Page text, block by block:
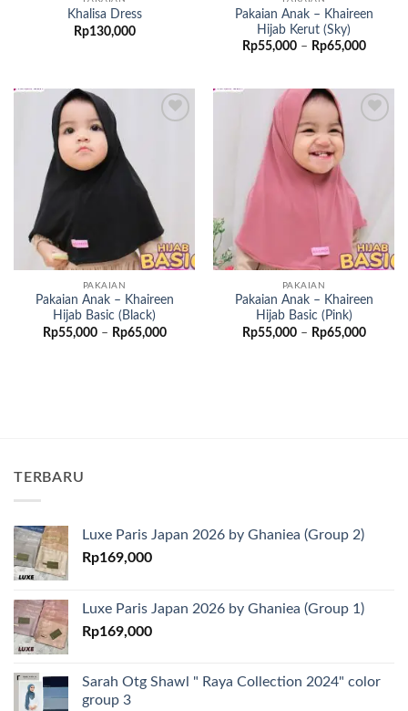
Khalisa Dress
Rp130,000
Pakaian Anak – Khaireen
Hijab Kerut (Sky)
Rp55,000 – Rp65,000
PAKAIAN
Pakaian Anak – Khaireen
Hijab Basic (Black)
Rp55,000 – Rp65,000Rentang
PAKAIAN
Pakaian Anak – Khaireen
Hijab Basic (Pink)
Rp55,000 – Rp65,000
TERBARU
Luxe Paris Japan 2026 by Ghaniea (Group 2)
Rp169,000
Luxe Paris Japan 2026 by Ghaniea (Group 1)
Rp169,000
Sarah Otg Shawl " Raya Collection 2024" color
group 3